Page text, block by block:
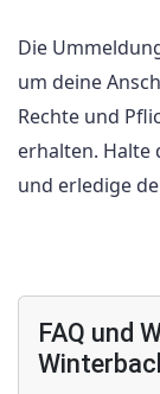
Die
um deine
Rechte und
erhalten. Halte
und erledige
FAQ und